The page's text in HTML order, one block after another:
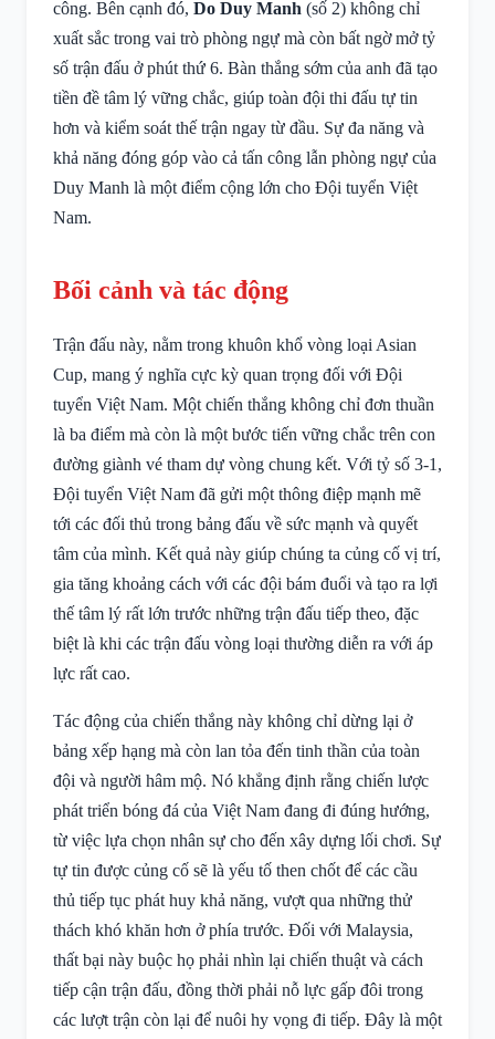
công. Bên cạnh đó, Do Duy Manh (số 2) không chỉ
xuất sắc trong vai trò phòng ngự mà còn bất ngờ mở tỷ
số trận đấu ở phút thứ 6. Bàn thắng sớm của anh đã tạo
tiền đề tâm lý vững chắc, giúp toàn đội thi đấu tự tin
hơn và kiểm soát thế trận ngay từ đầu. Sự đa năng và
khả năng đóng góp vào cả tấn công lẫn phòng ngự của
Duy Manh là một điểm cộng lớn cho Đội tuyển Việt
Nam.
Bối cảnh và tác động
Trận đấu này, nằm trong khuôn khổ vòng loại Asian
Cup, mang ý nghĩa cực kỳ quan trọng đối với Đội
tuyển Việt Nam. Một chiến thắng không chỉ đơn thuần
là ba điểm mà còn là một bước tiến vững chắc trên con
đường giành vé tham dự vòng chung kết. Với tỷ số 3-1,
Đội tuyển Việt Nam đã gửi một thông điệp mạnh mẽ
tới các đối thủ trong bảng đấu về sức mạnh và quyết
tâm của mình. Kết quả này giúp chúng ta củng cố vị trí,
gia tăng khoảng cách với các đội bám đuổi và tạo ra lợi
thế tâm lý rất lớn trước những trận đấu tiếp theo, đặc
biệt là khi các trận đấu vòng loại thường diễn ra với áp
lực rất cao.
Tác động của chiến thắng này không chỉ dừng lại ở
bảng xếp hạng mà còn lan tỏa đến tinh thần của toàn
đội và người hâm mộ. Nó khẳng định rằng chiến lược
phát triển bóng đá của Việt Nam đang đi đúng hướng,
từ việc lựa chọn nhân sự cho đến xây dựng lối chơi. Sự
tự tin được củng cố sẽ là yếu tố then chốt để các cầu
thủ tiếp tục phát huy khả năng, vượt qua những thử
thách khó khăn hơn ở phía trước. Đối với Malaysia,
thất bại này buộc họ phải nhìn lại chiến thuật và cách
tiếp cận trận đấu, đồng thời phải nỗ lực gấp đôi trong
các lượt trận còn lại để nuôi hy vọng đi tiếp. Đây là một